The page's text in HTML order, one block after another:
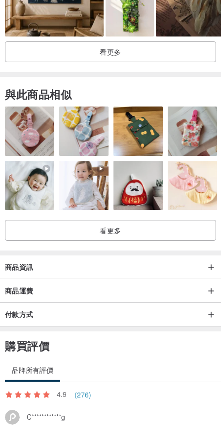
看更多
與此商品相似
看更多
商品資訊
商品運費
付款方式
購買評價
品牌所有評價
4.9 (276)
C************g